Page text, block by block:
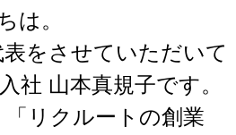
は。
をさせていただいて
社 山本真規子です。
リクルートの創業